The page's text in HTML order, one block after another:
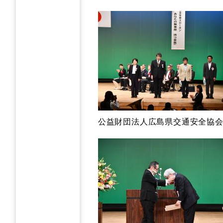
公益財団法人広島県交通安全協